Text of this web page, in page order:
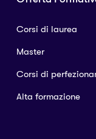
Corsi di laurea
Master
Corsi di
Alta formazione